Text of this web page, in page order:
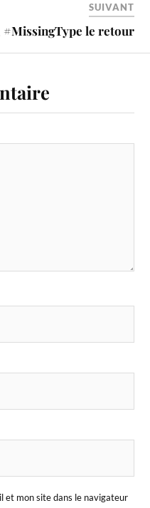
SUIVANT
#MissingType le retour
et mon site dans le navigateur